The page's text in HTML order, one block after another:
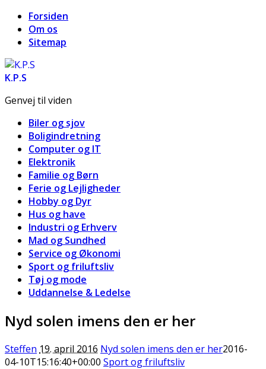
Forsiden
Om os
Sitemap
K.P.S
Genvej til viden
Biler og sjov
Boligindretning
Computer og IT
Elektronik
Familie og Børn
Ferie og Lejligheder
Hobby og Dyr
Hus og have
Industri og Erhverv
Mad og Sundhed
Service og Økonomi
Sport og friluftsliv
Tøj og mode
Uddannelse & Ledelse
Nyd solen imens den er her
Steffen 19. april 2016 Nyd solen imens den er her2016-
04-10T15:16:40+00:00 Sport og friluftsliv